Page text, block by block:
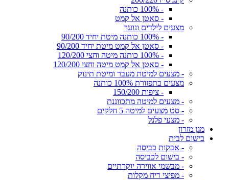
- 100% כותנה
- סאטן אל קמט
מצעים לילדים ונוער
- 100% כותנה מיטת יחיד 90/200
- סאטן אל קמט מיטת יחיד 90/200
- 100% כותנה מיטה וחצי 120/200
- סאטן אל קמט מיטה וחצי 120/200
- מצעים למיטת מעבר ומיטת תינוק
מצעים בתפזורת 100% כותנה
- ציפות 150/200
- מצעים למיטה מתכווננת
- סט מצעים למיטה 5 חלקים
- מצעי פלנל
מגן מזרון
בישום לבית
- אבקות כביסה
- בישום לכביסה
- מבשמי אווירה יוקרתיים
- מפיצי ריח מקלות